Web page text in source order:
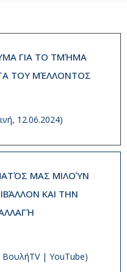
ΓΙΑ ΤΟ ΤΜΉΜΑ
ΤΟΥ ΜΈΛΛΟΝΤΟΣ
12.06.2024)
ΜΑΣ ΜΙΛΟΎΝ
ΚΑΙ ΤΗΝ
ΒουλήTV | YouTube)